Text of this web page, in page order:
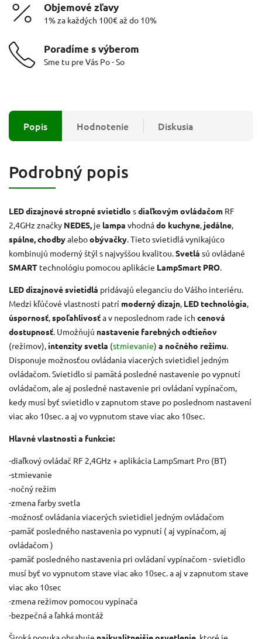
Objemové zľavy
1% za každých 100€ až do 10%
Poradíme s výberom
Sme tu pre Vás Po - So
Popis Hodnotenie Diskusia
Podrobný popis
LED dizajnové stropné svietidlo sdiaľkovým ovládačom RF
2,4GHz značky NEDES, je lampa vhodnádo kuchyne jedálne
spálne, chodbyaleboobývačky . Tieto svietidlá vynikajúco
kombinujú moderný štýl s najvyššou kvalitou. Svetlá sú ovládané
SMART technológiu pomocou aplikácie LampSmart PRO
LEDdizajnové svietidlá pridávajú eleganciu do Vášho interiéru.
Medzi kľúčové vlastnosti patrí moderný dizajn LED technológia
úspornosť spoľahlivosťa v neposlednom rade ich cenová
dostupnosť . Umožňujú nastavenie farebných odtieňov
(režimov), intenzity svetla (stmievanie) a nočného režimu
Disponuje možnosťou ovládania viacerých svietidiel jedným
ovládačom. Svietidlo si pamätá posledné nastavenie po vypnutí
ovládačom, ale aj posledné nastavenie pri ovládaní vypínačom,
kedy musí byť svietidlo v zapnutom stave po poslednom nastavení
viac ako 10sec. a aj vo vypnutom stave viac ako 10sec.
Hlavné vlastnosti a funkcie:
-diaľkový ovládač RF 2,4GHz + aplikácia LampSmart Pro (BT)
-stmievanie
-nočný režim
-zmena farby svetla
-možnosť ovládania viacerých svietidiel jedným ovládačom
-pamäť posledného nastavenia po vypnutí ( aj vypínačom, aj
ovládačom )
-pamäť posledného nastavenia pri ovládaní vypínačom - svietidlo
musí byť vo vypnutom stave viac ako 10sec. a aj v zapnutom stave
viac ako 10sec
-zmena režimov pomocou vypínača
-bezpečná a ľahká montáž